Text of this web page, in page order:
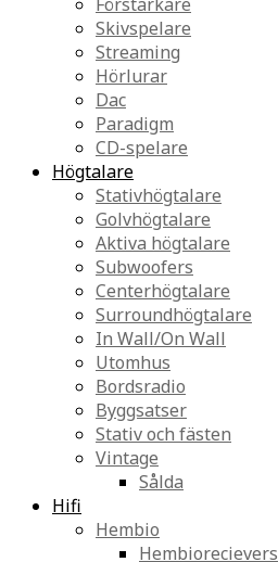
Skivspelare
Streaming
Hörlurar
Dac
Paradigm
CD-spelare
Högtalare
Stativhögtalare
Golvhögtalare
Aktiva högtalare
Subwoofers
Centerhögtalare
Surroundhögtalare
In Wall/On Wall
Utomhus
Bordsradio
Byggsatser
Stativ och fästen
Vintage
Sålda
Hifi
Hembio
Hembiorecievers